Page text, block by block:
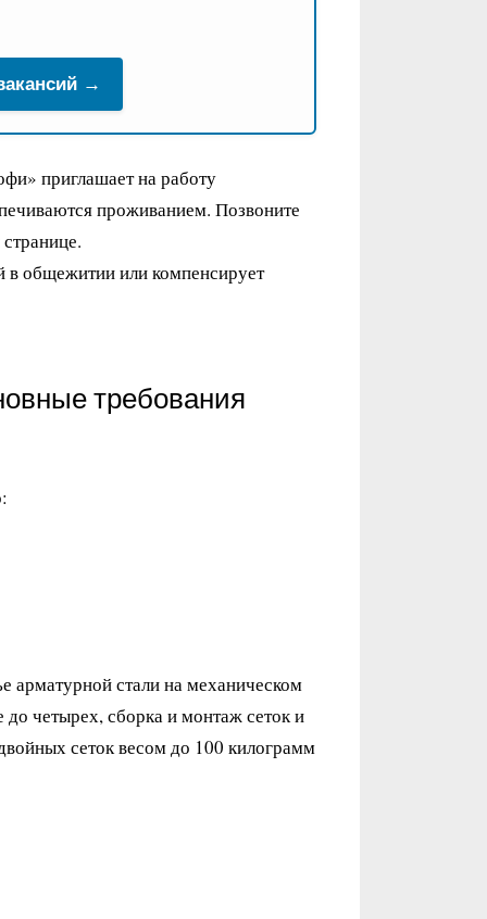
→
приглашает на работу
проживанием. Позвоните
в общежитии или компенсирует
требования
арматурной стали на механическом
до четырех, сборка и монтаж сеток и
сеток весом до 100 килограмм